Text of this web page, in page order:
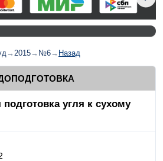
→2015→ №6→ Назад
угля к сухому